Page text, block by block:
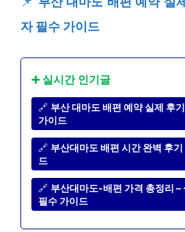
자 필수 가이드
➕ 실시간 인기글
🔗 부산 대마도 배편 예약 실제 후
가이드
🔗 부산대마도 배편 시간 완벽 후
드
🔗 부산대마도-배편 가격 총정리 –
필수 가이드